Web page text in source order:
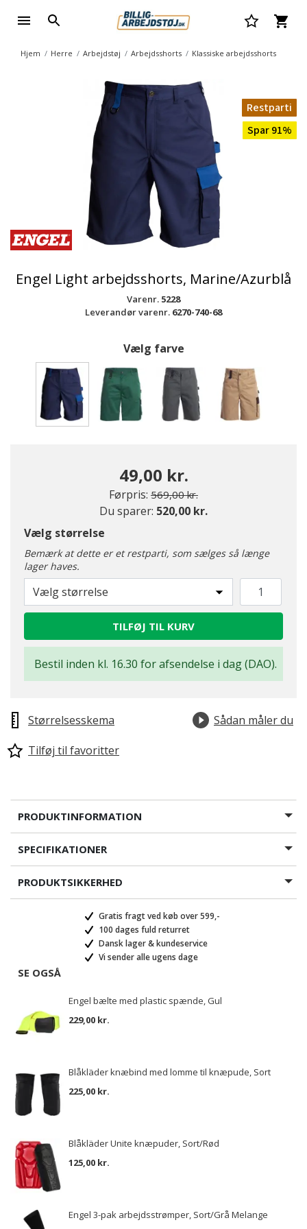
Hjem Herre Arbejdstøj Arbejdsshorts Klassiske arbejdsshorts
Restparti
Spar 91%
Engel Light arbejdsshorts, Marine/Azurblå
Varenr. 5228
Leverandør varenr. 6270-740-68
Vælg farve
49,00 kr.
Førpris: Pris nedsat fra
569,00 kr.til
Du sparer: 520,00 kr.
Vælg størrelse
Bemærk at dette er et restparti, som sælges så længe
lager haves.
Vælg størrelse
TILFØJ TIL KURV
Bestil inden kl. 16.30 for afsendelse i dag (DAO).
Størrelsesskema
Sådan måler du
Tilføj til favoritter
PRODUKTINFORMATION
SPECIFIKATIONER
PRODUKTSIKKERHED
Gratis fragt ved køb over 599,-
100 dages fuld returret
Dansk lager & kundeservice
Vi sender alle ugens dage
SE OGSÅ
Engel bælte med plastic spænde, Gul
229,00 kr.
Blåkläder knæbind med lomme til knæpude, Sort
225,00 kr.
Blåkläder Unite knæpuder, Sort/Rød
125,00 kr.
Engel 3-pak arbejdsstrømper, Sort/Grå Melange